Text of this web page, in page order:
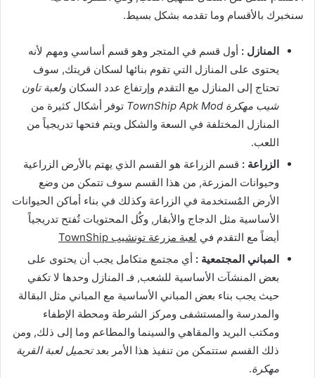
سنخبرك بالأقسام وما تقدمه بشكل بسيط.
المنازل : أول قسم في المتجر وهو قسم أساسي ومهم لأنه
يحتوى على المنازل التي تقوم بنائها لسكان قريتك, سوف
تحتاج إلى المنازل مع التقدم وإرتفاع عدد السكان ولعبة تاون
شيب مهكرة TownShip Apk Mod
توفر أشكال كثيرة من
المنازل المختلفة في السعة والشكل ويتم فتحها تدريجياً من
اللعب.
الزراعة : قسم الزراعة هو القسم الذي يهتم بالأرض الزراعية
وحيوانات المزرعة, من هذا القسم سوف تتمكن من وضع
الأرض المٌستخدمة في الزراعة وكذلك في بناء أماكن الحيوانات
الأساسية مثل الدجاج والأبقار, وكٌل المحتويات تٌفتح تدريجياً
أيضاً مع التقدم في لعبة مزرعة تونشيب TownShip
المباني المجتمعية : أي مجتمع متكامل يجب أن يحتوى على
بعض المنشآت الأساسية للشعب, فـ المنازل وحدها لا تكفي
حيث يجب بناء بعض المباني الأساسية مع المباني مثل البقالة
والمدرسة والمستشفى ومركز الشرطة ومحطة الإطفاء
ومكتب البريد والمقاهي والسينما والمطاعم وما إلى ذلك, ومن
ذلك القسم ستتمكن من تنفيذ هذا الأمر بعدتحميل لعبة القرية
مهكرة.